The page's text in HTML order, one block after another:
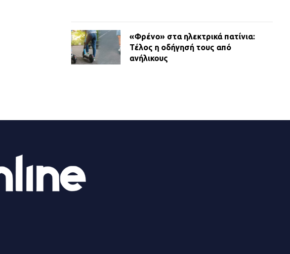
«Φρένο» στα ηλεκτρικά πατίνια:
Τέλος η οδήγησή τους από
ανήλικους
τραυματίας και κυκλοφοριακό χάος